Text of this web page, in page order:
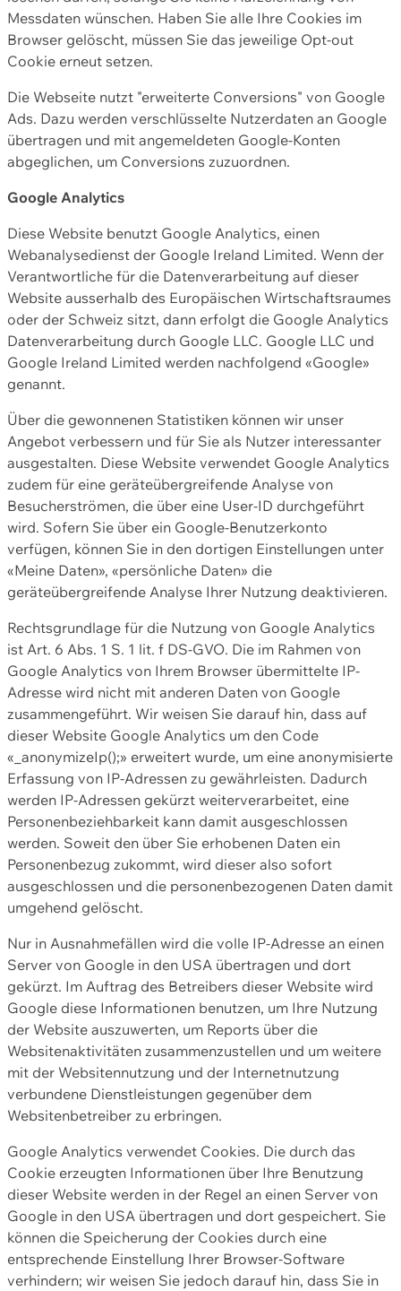
Messdaten wünschen. Haben Sie alle Ihre Cookies im
Browser gelöscht, müssen Sie das jeweilige Opt-out
Cookie erneut setzen.
Die Webseite nutzt "erweiterte Conversions" von Google
Ads. Dazu werden verschlüsselte Nutzerdaten an Google
übertragen und mit angemeldeten Google-Konten
abgeglichen, um Conversions zuzuordnen.
Google Analytics
Diese Website benutzt Google Analytics, einen
Webanalysedienst der Google Ireland Limited. Wenn der
Verantwortliche für die Datenverarbeitung auf dieser
Website ausserhalb des Europäischen Wirtschaftsraumes
oder der Schweiz sitzt, dann erfolgt die Google Analytics
Datenverarbeitung durch Google LLC. Google LLC und
Google Ireland Limited werden nachfolgend «Google»
genannt.
Über die gewonnenen Statistiken können wir unser
Angebot verbessern und für Sie als Nutzer interessanter
ausgestalten. Diese Website verwendet Google Analytics
zudem für eine geräteübergreifende Analyse von
Besucherströmen, die über eine User-ID durchgeführt
wird. Sofern Sie über ein Google-Benutzerkonto
verfügen, können Sie in den dortigen Einstellungen unter
«Meine Daten», «persönliche Daten» die
geräteübergreifende Analyse Ihrer Nutzung deaktivieren.
Rechtsgrundlage für die Nutzung von Google Analytics
ist Art. 6 Abs. 1 S. 1 lit. f DS-GVO. Die im Rahmen von
Google Analytics von Ihrem Browser übermittelte IP-
Adresse wird nicht mit anderen Daten von Google
zusammengeführt. Wir weisen Sie darauf hin, dass auf
dieser Website Google Analytics um den Code
«_anonymizeIp();» erweitert wurde, um eine anonymisierte
Erfassung von IP-Adressen zu gewährleisten. Dadurch
werden IP-Adressen gekürzt weiterverarbeitet, eine
Personenbeziehbarkeit kann damit ausgeschlossen
werden. Soweit den über Sie erhobenen Daten ein
Personenbezug zukommt, wird dieser also sofort
ausgeschlossen und die personenbezogenen Daten damit
umgehend gelöscht.
Nur in Ausnahmefällen wird die volle IP-Adresse an einen
Server von Google in den USA übertragen und dort
gekürzt. Im Auftrag des Betreibers dieser Website wird
Google diese Informationen benutzen, um Ihre Nutzung
der Website auszuwerten, um Reports über die
Websitenaktivitäten zusammenzustellen und um weitere
mit der Websitennutzung und der Internetnutzung
verbundene Dienstleistungen gegenüber dem
Websitenbetreiber zu erbringen.
Google Analytics verwendet Cookies. Die durch das
Cookie erzeugten Informationen über Ihre Benutzung
dieser Website werden in der Regel an einen Server von
Google in den USA übertragen und dort gespeichert. Sie
können die Speicherung der Cookies durch eine
entsprechende Einstellung Ihrer Browser-Software
verhindern; wir weisen Sie jedoch darauf hin, dass Sie in